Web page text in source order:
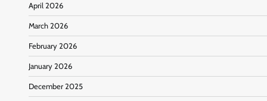
April 2026
March 2026
February 2026
January 2026
December 2025